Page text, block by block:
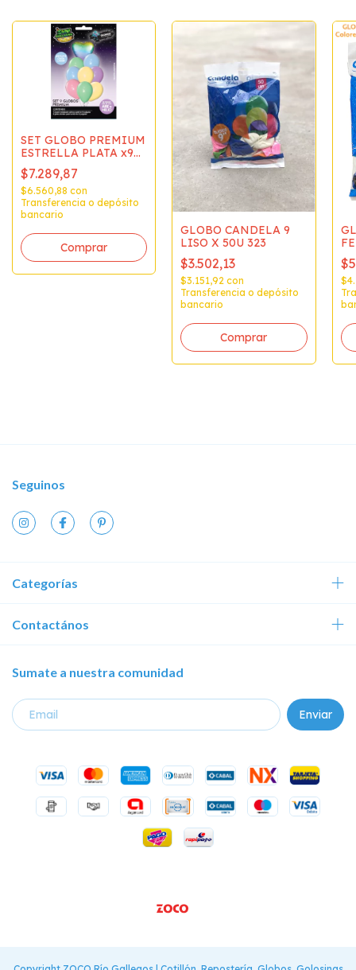
SET GLOBO PREMIUM
ESTRELLA PLATA x9
(APTO HELIO) 56049
$7.289,87
$6.560,88 con
Transferencia o depósito
bancario
GLOBO CANDELA 9
LISO X 50U 323
$3.502,13
$3.151,92con
Transferencia o depósito
bancario
X
Seguinos
Categorías
Contactános
Sumate a nuestra comunidad